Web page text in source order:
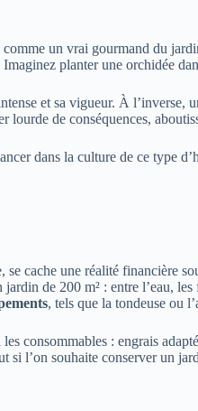
un vrai gourmand du
planter une orchidée
et sa vigueur. À l’inverse,
de conséquences,
dans la culture de ce type
cache une réalité financière
de 200 m² : entre l’eau,
, tels que la tondeuse ou
consommables : engrais
l’on souhaite conserver un